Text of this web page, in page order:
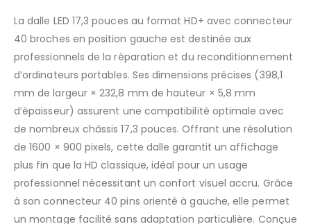
La dalle LED 17,3 pouces au format HD+ avec connecteur
40 broches en position gauche est destinée aux
professionnels de la réparation et du reconditionnement
d’ordinateurs portables. Ses dimensions précises (398,1
mm de largeur × 232,8 mm de hauteur × 5,8 mm
d’épaisseur) assurent une compatibilité optimale avec
de nombreux châssis 17,3 pouces. Offrant une résolution
de 1600 × 900 pixels, cette dalle garantit un affichage
plus fin que la HD classique, idéal pour un usage
professionnel nécessitant un confort visuel accru. Grâce
à son connecteur 40 pins orienté à gauche, elle permet
un montage facilité sans adaptation particulière. Conçue